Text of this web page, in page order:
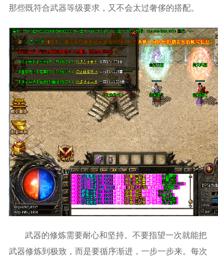
那些既符合武器等级要求，又不会太过奢侈的搭配。
武器的修炼需要耐心和坚持。不要指望一次就能把
武器修炼到极致，而是要循序渐进，一步一步来。每次